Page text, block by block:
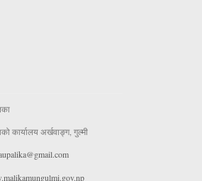
कार्यालय अर्खवाङ्ग, गुल्मी